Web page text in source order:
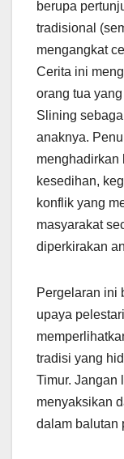
berupa
tradisional
mengangkat
Cerita ini
orang tua
Slining
anaknya.
kesedihan,
konflik yang
masyarakat
diperkirakan
Pergelaran ini
upaya
tradisi yang
Timur. Jangan
menyaksikan
dalam balutan